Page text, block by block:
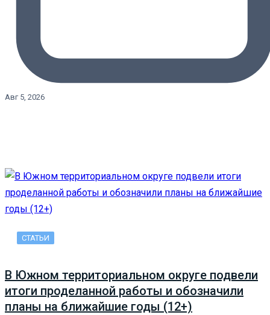
Авг 5, 2026
СТАТЬИ
В Южном территориальном округе подвели
итоги проделанной работы и обозначили
планы на ближайшие годы (12+)